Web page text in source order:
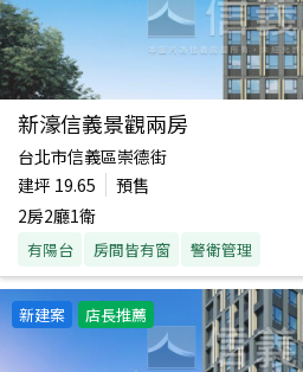
新濠信義景觀兩房
台北市信義區崇德街
建坪 19.65
預售
2房2廳1衛
有陽台 房間皆有窗 警衛管理
新建案 店長推薦